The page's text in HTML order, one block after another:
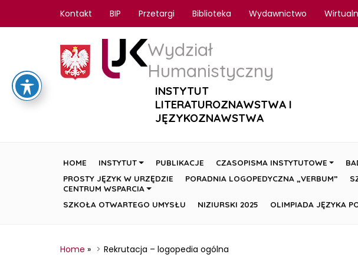
Kontakt BIP Przetargi Biblioteka Wydawnictwo
Wydział
Humanistyczny
INSTYTUT
LITERATUROZNAWSTWA I
JĘZYKOZNAWSTWA
HOME INSTYTUT PUBLIKACJE CZASOPISMA INSTYTUTOWE
PROSTY JĘZYK W URZĘDZIE
CENTRUM WSPARCIA
PORADNIA LOGOPEDYCZNA „VERBUM”
SZKOŁA OTWARTEGO UMYSŁU NIZIURSKI 2025 OLIMPIADA JĘZYKA
Home » Rekrutacja – logopedia ogólna